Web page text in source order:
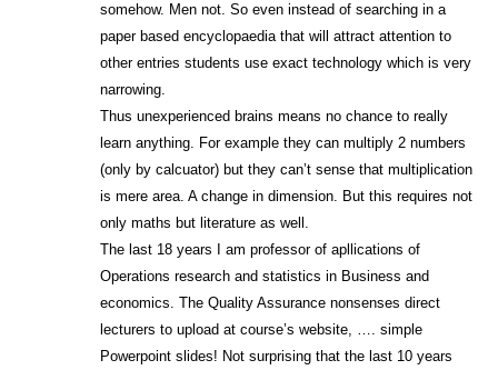
somehow. Men not. So even instead of searching in a
paper based encyclopaedia that will attract attention to
other entries students use exact technology which is very
narrowing.
Thus unexperienced brains means no chance to really
learn anything. For example they can multiply 2 numbers
(only by calcuator) but they can’t sense that multiplication
is mere area. A change in dimension. But this requires not
only maths but literature as well.
The last 18 years I am professor of apllications of
Operations research and statistics in Business and
economics. The Quality Assurance nonsenses direct
lecturers to upload at course’s website, …. simple
Powerpoint slides! Not surprising that the last 10 years